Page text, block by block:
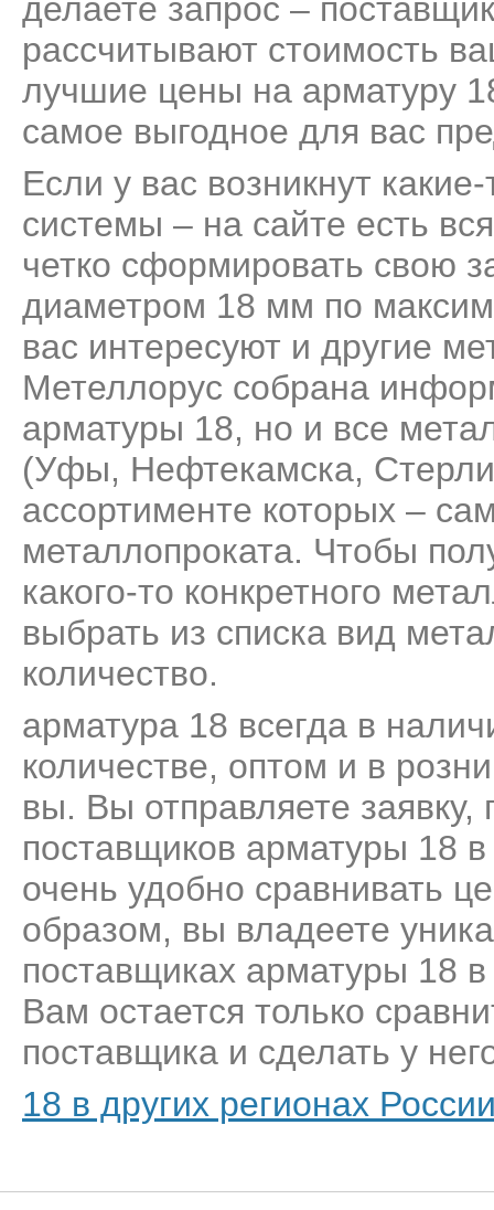
делаете запрос –
рассчитывают стоимость
лучшие цены на арматуру
самое выгодное для вас
Если у вас возникнут
системы – на сайте есть
четко сформировать свою
диаметром 18 мм по
вас интересуют и другие
Метеллорус собрана
арматуры 18, но и все
(Уфы, Нефтекамска,
ассортименте которых –
металлопроката. Чтобы
какого-то конкретного
выбрать из списка вид
количество.
арматура 18 всегда в
количестве, оптом и в
вы. Вы отправляете заявку,
поставщиков арматуры 18
очень удобно сравнивать
образом, вы владеете
поставщиках арматуры 18
Вам остается только
поставщика и сделать у
18 в других регионах